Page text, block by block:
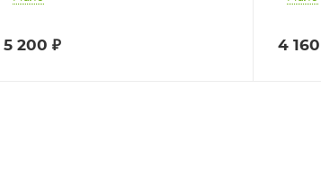
5 200 ₽ 4 160